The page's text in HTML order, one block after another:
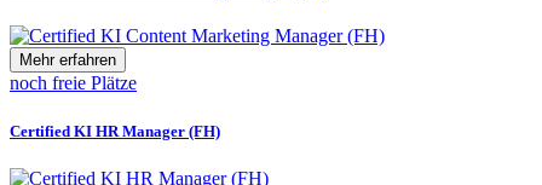
Mehr erfahren
noch freie Plätze
Certified KI HR Manager (FH)